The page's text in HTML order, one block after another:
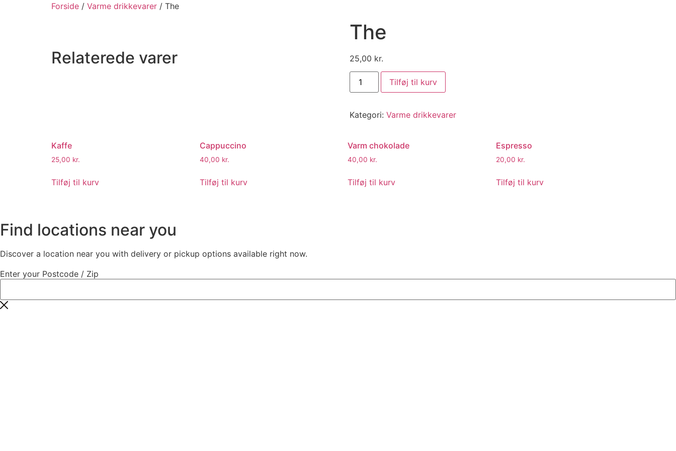
Forside / Varme drikkevarer / The
The
25,00 kr.
Tilføj til kurv
Kategori: Varme drikkevarer
Relaterede varer
Kaffe
25,00 kr.
Tilføj til kurv
Cappuccino
40,00 kr.
Tilføj til kurv
Varm chokolade
40,00 kr.
Tilføj til kurv
Espresso
20,00 kr.
Tilføj til kurv
Find locations near you
Discover a location near you with delivery or pickup options available right now.
Enter your Postcode / Zip